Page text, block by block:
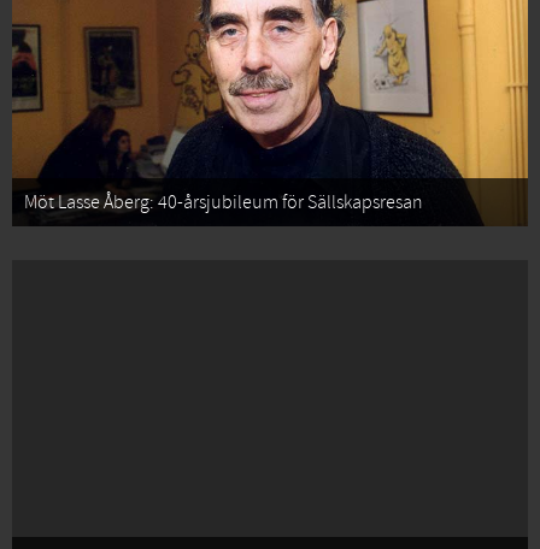
Möt Lasse Åberg: 40-årsjubileum för Sällskapsresan